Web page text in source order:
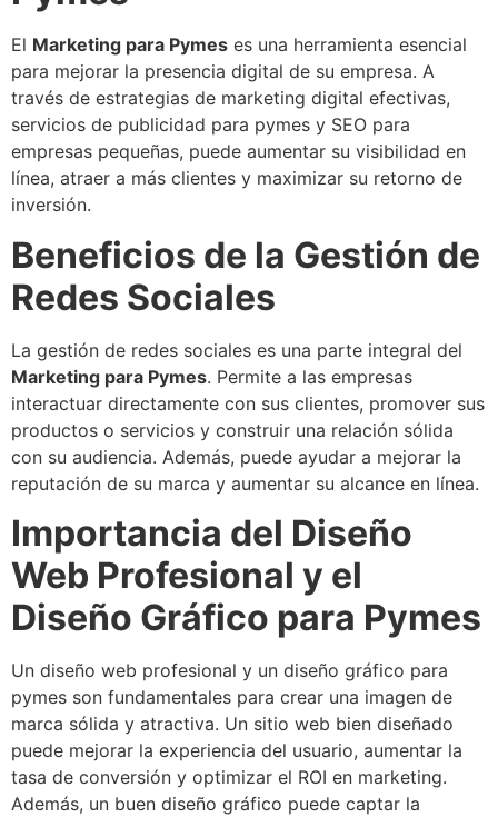
El Marketing para Pymes es una herramienta esencial
para mejorar la presencia digital de su empresa. A
través de estrategias de marketing digital efectivas,
servicios de publicidad para pymes y SEO para
empresas pequeñas, puede aumentar su visibilidad en
línea, atraer a más clientes y maximizar su retorno de
inversión.
Beneficios de la Gestión de
Redes Sociales
La gestión de redes sociales es una parte integral del
Marketing para Pymes. Permite a las empresas
interactuar directamente con sus clientes, promover sus
productos o servicios y construir una relación sólida
con su audiencia. Además, puede ayudar a mejorar la
reputación de su marca y aumentar su alcance en línea.
Importancia del Diseño
Web Profesional y el
Diseño Gráfico para Pymes
Un diseño web profesional y un diseño gráfico para
pymes son fundamentales para crear una imagen de
marca sólida y atractiva. Un sitio web bien diseñado
puede mejorar la experiencia del usuario, aumentar la
tasa de conversión y optimizar el ROI en marketing.
Además, un buen diseño gráfico puede captar la